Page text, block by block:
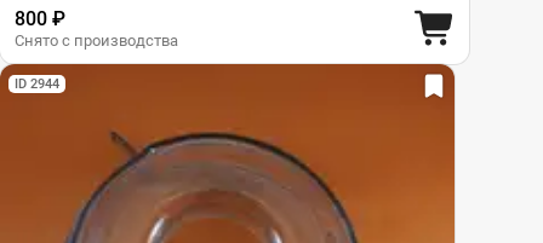
800 ₽
Снято с производства
ID 2944